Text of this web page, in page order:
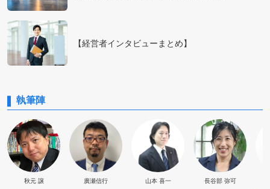
【経営者インタビューまとめ】
執筆陣
秋元 譲 廣瀬信行 山本 喜一 長谷部 弥可